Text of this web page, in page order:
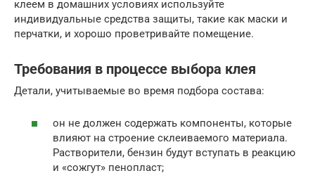
клеем в домашних условиях используйте
индивидуальные средства защиты, такие как маски и
перчатки, и хорошо проветривайте помещение.
Требования в процессе выбора клея
Детали, учитываемые во время подбора состава:
он не должен содержать компоненты, которые
влияют на строение склеиваемого материала.
Растворители, бензин будут вступать в реакцию
и «сожгут» пенопласт;